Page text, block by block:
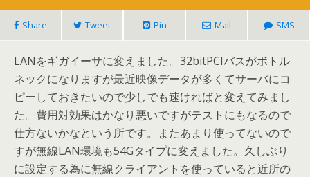
Share Tweet Pin Mail SMS
LANをギガイーサに変えました。32bitPCIバスがボトル
ネックになりますが最近映像データが多くてサーバにコ
ピーしておきたいので少しでも速ければと変えてみまし
た。費用対効果はかなり悪いですがテストにもなるので
仕方ないかなという所です。またあまり使ってないので
すが無線LAN環境も54Gタイプに変えました。久しぶり
に設定する為に無線クライアントを使っていると近所の